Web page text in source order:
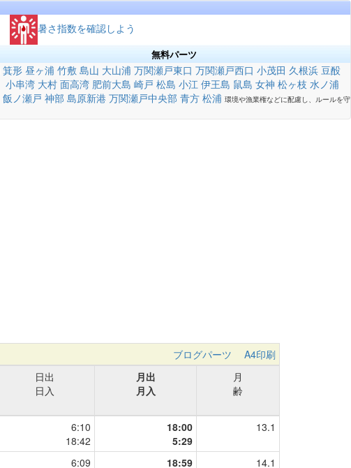
暑さ指数を確認しよう
無料パーツ
箕形 昼ヶ浦 竹敷 島山 大山浦 万関瀬戸東口 万関瀬戸西口 小茂田 久根浜 豆酘
小串湾 大村 面高湾 肥前大島 崎戸 松島 小江 伊王島 鼠島 女神 松ヶ枝 水ノ浦
飯ノ瀬戸 神部 島原新港 万関瀬戸中央部 青方 松浦 環境や漁業権などに配慮し、ルールを守
ブログパーツ
A4印刷
日出
日入
月出
月入
月
齢
6:10
18:42
18:00
5:29
13.1
6:09
18:59
14.1